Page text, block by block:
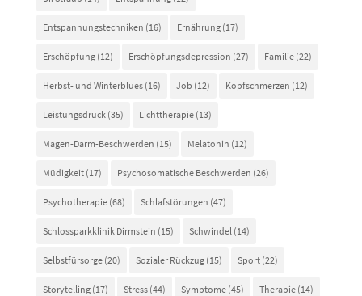
Entspannungstechniken (16) Ernährung(17)
Erschöpfung(12) Erschöpfungsdepression (27) Familie(22)
Herbst- und Winterblues(16) Job (12) Kopfschmerzen (12)
Leistungsdruck(35) Lichttherapie(13)
Magen-Darm-Beschwerden (15) Melatonin (12)
Müdigkeit(17) Psychosomatische Beschwerden (26)
Psychotherapie(68) Schlafstörungen (47)
Schlossparkklinik Dirmstein (15) Schwindel (14)
Selbstfürsorge(20) Sozialer Rückzug(15) Sport(22)
Storytelling(17) Stress(44) Symptome(45) Therapie(14)